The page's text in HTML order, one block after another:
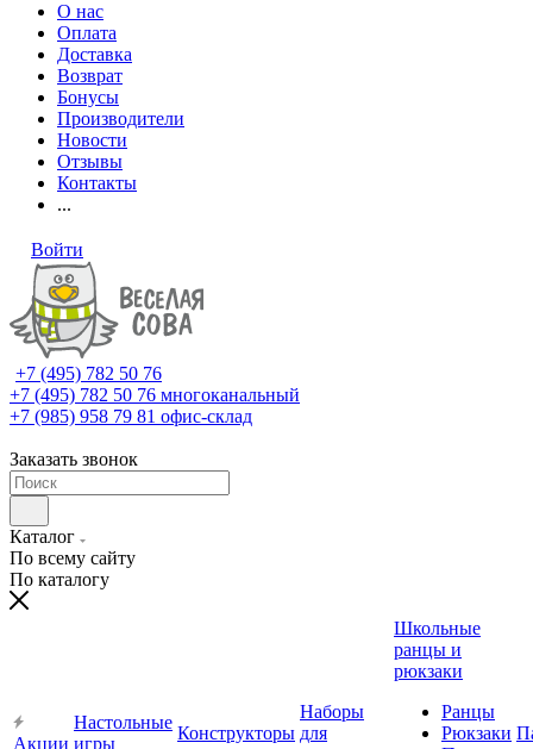
О нас
Оплата
Доставка
Возврат
Бонусы
Производители
Новости
Отзывы
Контакты
...
Войти
+7 (495) 782 50 76
+7 (495) 782 50 76 многоканальный
+7 (985) 958 79 81 офис-склад
Заказать звонок
Каталог
По всему сайту
По каталогу
Акции
Настольные
игры
Конструкторы
Наборы
для
Школьные
ранцы и
рюкзаки
Ранцы
Рюкзаки